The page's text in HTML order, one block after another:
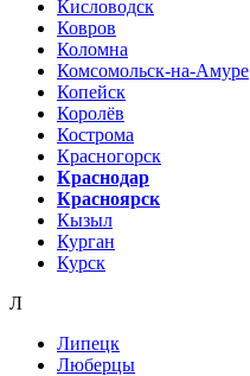
Кисловодск
Ковров
Коломна
Комсомольск-на-Амуре
Копейск
Королёв
Кострома
Красногорск
Краснодар
Красноярск
Кызыл
Курган
Курск
Л
Липецк
Люберцы